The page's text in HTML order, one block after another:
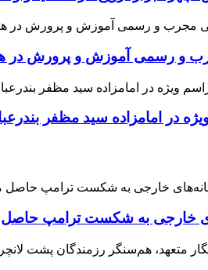
و رسمی آموزش و پرورش در
در امامزاده سید مظفر
خارجی به شکست ترامپ حاصل